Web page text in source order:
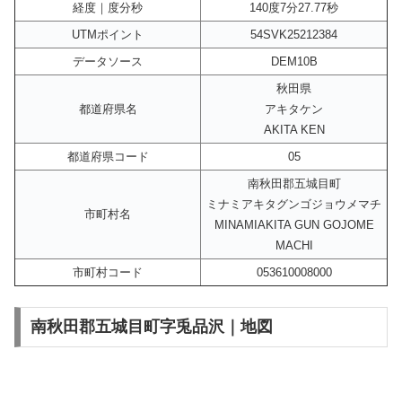
経度｜度分秒
140度7分27.77秒
UTMポイント
54SVK25212384
データソース
DEM10B
都道府県名
秋田県
アキタケン
AKITA KEN
都道府県コード
05
市町村名
南秋田郡五城目町
ミナミアキタグンゴジョウメマチ
MINAMIAKITA GUN GOJOME
MACHI
市町村コード
053610008000
南秋田郡五城目町字兎品沢｜地図